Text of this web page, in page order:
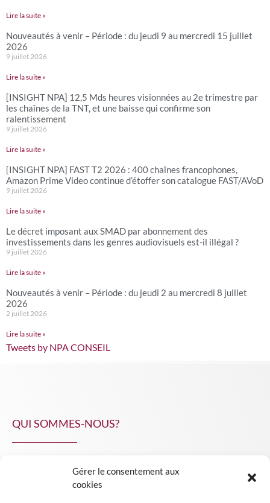
Gérer le consentement aux
cookies
Lire la suite »
Nouveautés à venir – Période : du jeudi 9 au mercredi 15 juillet
2026
9 juillet 2026
Lire la suite »
[INSIGHT NPA] 12,5 Mds heures visionnées au 2e trimestre par
les chaînes de la TNT, et une baisse qui confirme son
ralentissement
9 juillet 2026
Lire la suite »
[INSIGHT NPA] FAST T2 2026 : 400 chaînes francophones,
Amazon Prime Video continue d’étoffer son catalogue FAST/AVoD
9 juillet 2026
Lire la suite »
Le décret imposant aux SMAD par abonnement des
investissements dans les genres audiovisuels est-il illégal ?
9 juillet 2026
Lire la suite »
Nouveautés à venir – Période : du jeudi 2 au mercredi 8 juillet
2026
2 juillet 2026
Lire la suite »
Tweets by NPA CONSEIL
QUI SOMMES-NOUS?